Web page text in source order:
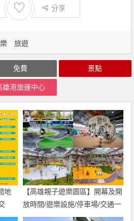
♡ 分享
旅遊
免費 景點
雄港旅運中心
地
【高雄親子遊樂園區】開幕及開
放時間/遊樂設施/停車場/交通一
次看！